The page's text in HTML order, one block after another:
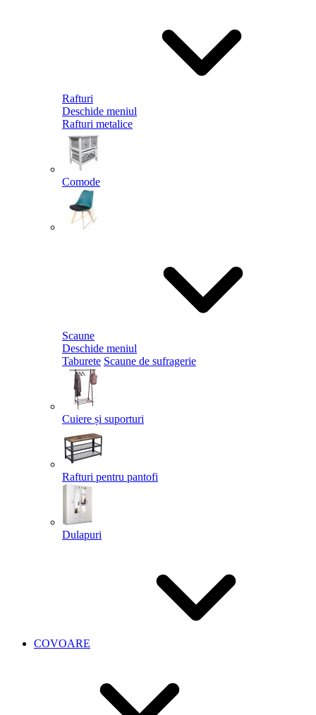
Rafturi
Deschide meniul
Rafturi metalice
Comode
Scaune
Deschide meniul
Taburete Scaune de sufragerie
Cuiere și suporturi
Rafturi pentru pantofi
Dulapuri
COVOARE